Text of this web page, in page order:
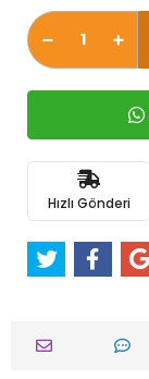
Hızlı Gönderi